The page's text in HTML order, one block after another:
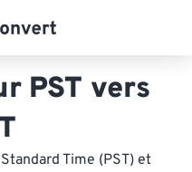
PST vers
Time (PST) et